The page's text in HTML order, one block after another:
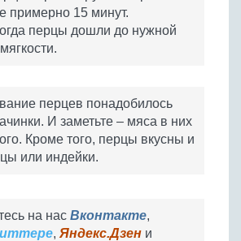
примерно 15 минут.
перцы дошли до нужной
перцев понадобилось
И заметьте – мяса в них
Кроме того, перцы вкусны и
или индейки.
на нас Вконтакте,
, Яндекс.Дзен и